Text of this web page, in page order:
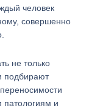
человек
совершенно
не только
подбирают
и